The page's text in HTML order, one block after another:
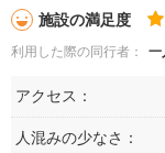
施設の満足度
利用した際の同行者： 一
アクセス：
人混みの少なさ：